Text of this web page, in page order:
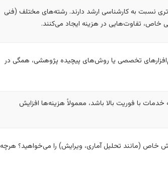
نسبت به کارشناسی ارشد دارند. رشته‌های مختلف (فنی
خاص، تفاوت‌هایی در هزینه ایجاد می‌کنند.
تخصصی یا روش‌های پیچیده پژوهشی، همگی در
خدمات با فوریت بالا باشد، معمولاً هزینه‌ها افزایش
خاص (مانند تحلیل آماری، ویرایش) را می‌خواهید؟ هرچه